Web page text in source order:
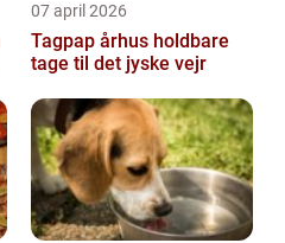
07 april 2026
Tagpap århus holdbare
tage til det jyske vejr